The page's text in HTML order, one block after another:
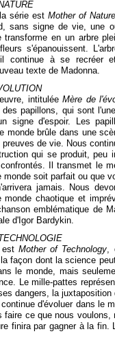
série est Mother of Nature
sans signe de vie, une
transforme en un arbre
s'épanouissent.
continue à se recréer
texte de Madonna.
intitulée Mère de
des papillons, qui sont
signe d'espoir. Les
monde brûle dans une
de vie. Nous
qui se produit, peu
Il transmet le
monde soit parfait ou que
jamais. Nous
monde chaotique et
emblématique de
d'Igor Bardykin.
Mother of Technology,
façon dont la science
le monde, mais
Le mille-pattes
dangers, la juxtaposition
d'évoluer dans le
faire ce que nous
finira par gagner à la